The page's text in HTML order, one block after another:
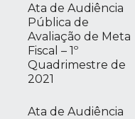
Ata de Audiência
Pública de
Avaliação de Meta
Fiscal – 1º
Quadrimestre de
2021
Ata de Audiência